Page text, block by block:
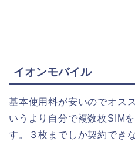
イオンモバイル
基本使用料が安いのでオス
いうより自分で複数枚SIM
す。３枚までしか契約でき